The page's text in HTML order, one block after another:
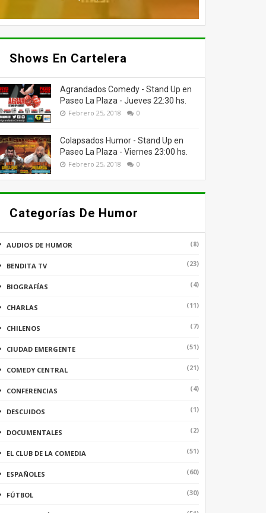
Shows En Cartelera
Agrandados Comedy - Stand Up en
Paseo La Plaza - Jueves 22:30 hs.
Febrero 25, 2018 0
Colapsados Humor - Stand Up en
Paseo La Plaza - Viernes 23:00 hs.
Febrero 25, 2018 0
Categorías De Humor
AUDIOS DE HUMOR (8)
BENDITA TV (23)
BIOGRAFÍAS (4)
CHARLAS (11)
CHILENOS (7)
CIUDAD EMERGENTE (51)
COMEDY CENTRAL (21)
CONFERENCIAS (4)
DESCUIDOS (1)
DOCUMENTALES (2)
EL CLUB DE LA COMEDIA (51)
ESPAÑOLES (60)
FÚTBOL (30)